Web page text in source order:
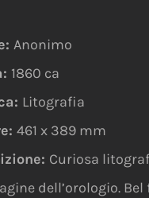
Anonimo
1860 ca
Litografia
461 x 389 mm
Curiosa
dell’orologio.